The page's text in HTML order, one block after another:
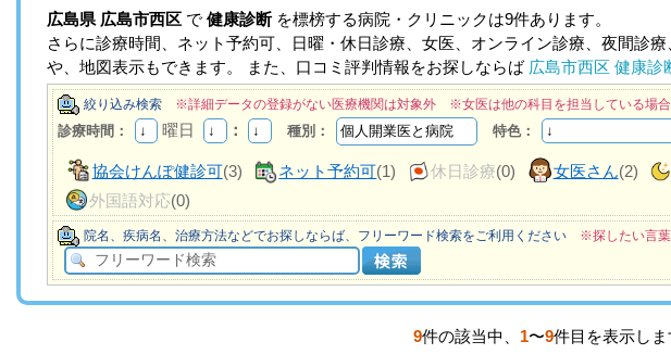
広島県 広島市西区 で 健康診断を標榜する病院・クリニックは9件あります。
さらに診療時間、ネット予約可、日曜・休日診療、女医、オンライン診療、夜間診
や、地図表示もできます。 また、口コミ評判情報をお探しならば 広島市西区 健康診
絞り込み検索 ※詳細データの登録がない医療機関は対象外 ※女医は他の科目を担当している場合
診療時間： 曜日 ： 種別： 特色：
協会けんぽ健診可(3) ネット予約可(1) 休日診療(0) 女医さん(2)
外国語対応(0)
院名、疾病名、治療方法などでお探しならば、フリーワード検索をご利用ください ※探したい言
9件の該当中、 1〜9件目を表示しま